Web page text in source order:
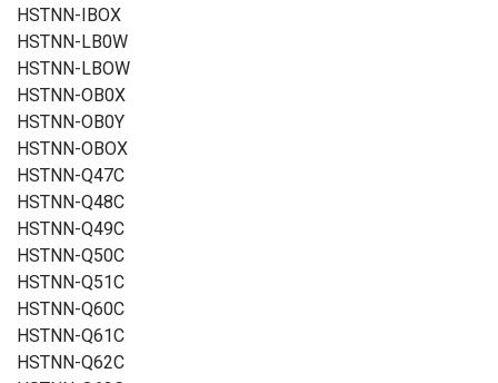
HSTNN-IBOX
HSTNN-LB0W
HSTNN-LBOW
HSTNN-OB0X
HSTNN-OB0Y
HSTNN-OBOX
HSTNN-Q47C
HSTNN-Q48C
HSTNN-Q49C
HSTNN-Q50C
HSTNN-Q51C
HSTNN-Q60C
HSTNN-Q61C
HSTNN-Q62C